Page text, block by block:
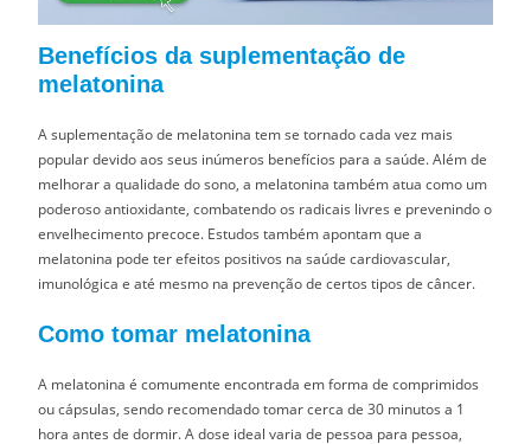
Benefícios da suplementação de
melatonina
A suplementação de melatonina tem se tornado cada vez mais
popular devido aos seus inúmeros benefícios para a saúde. Além de
melhorar a qualidade do sono, a melatonina também atua como um
poderoso antioxidante, combatendo os radicais livres e prevenindo o
envelhecimento precoce. Estudos também apontam que a
melatonina pode ter efeitos positivos na saúde cardiovascular,
imunológica e até mesmo na prevenção de certos tipos de câncer.
Como tomar melatonina
A melatonina é comumente encontrada em forma de comprimidos
ou cápsulas, sendo recomendado tomar cerca de 30 minutos a 1
hora antes de dormir. A dose ideal varia de pessoa para pessoa,